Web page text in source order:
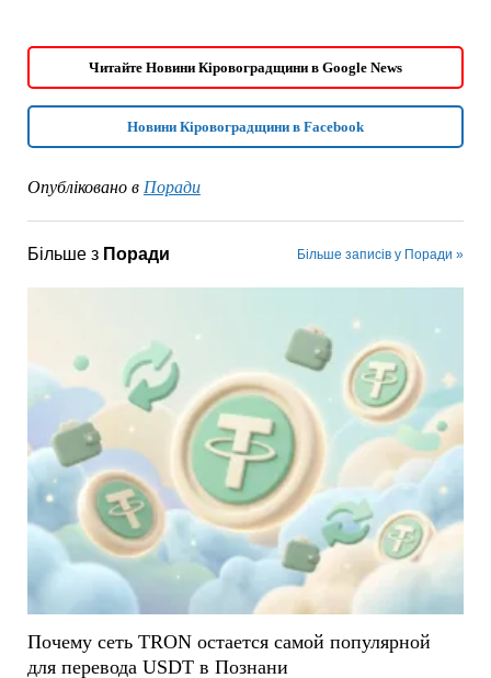
Читайте Новини Кіровоградщини в Google News
Новини Кіровоградщини в Facebook
Опубліковано в Поради
Більше з Поради Більше записів у Поради »
Почему сеть TRON остается самой популярной
для перевода USDT в Познани